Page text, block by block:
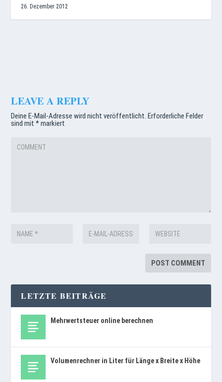
26. Dezember 2012
LEAVE A REPLY
Deine E-Mail-Adresse wird nicht veröffentlicht. Erforderliche Felder
sind mit*markiert
LETZTE BEITRÄGE
Mehrwertsteuer online berechnen
Volumenrechner in Liter für Länge x Breite x Höhe